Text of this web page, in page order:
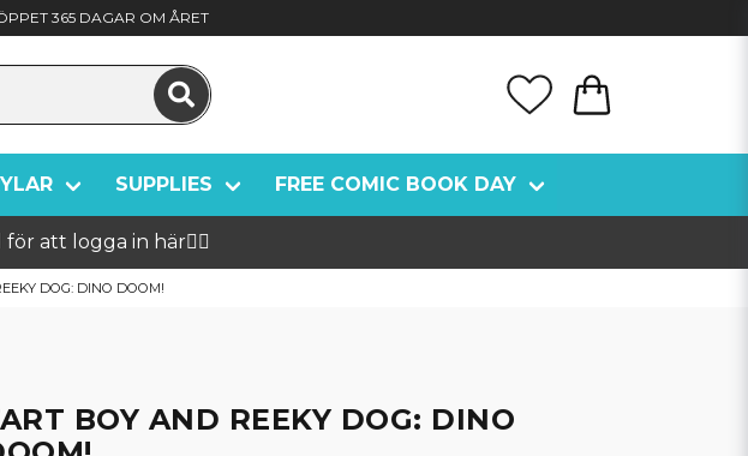
365 DAGAR OM ÅRET
SUPPLIES FREE COMIC BOOK DAY
att logga in här🦸‍♂️
DOG: DINO DOOM!
BOY AND REEKY DOG: DINO